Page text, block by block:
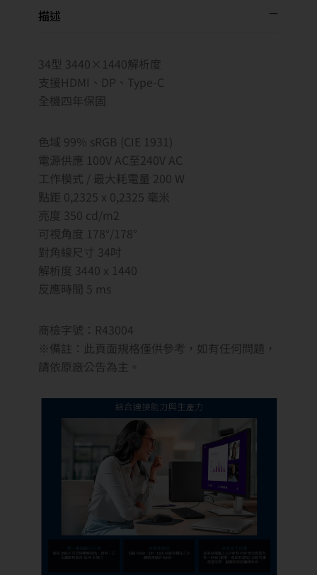
描述
34型 3440×1440解析度
支援HDMI、DP、Type-C
全機四年保固
色域 99% sRGB (CIE 1931)
電源供應 100V AC至240V AC
工作模式 / 最大耗電量 200 W
點距 0,2325 x 0,2325 毫米
亮度 350 cd/m2
可視角度 178°/178°
對角線尺寸 34吋
解析度 3440 x 1440
反應時間 5 ms
商檢字號：R43004
※備註：此頁面規格僅供參考，如有任何問題，
請依原廠公告為主。